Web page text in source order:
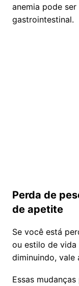
anemia pode
gastrointestinal.
Perda de
de apetite
Se você está
ou estilo de vida
diminuindo, vale
Essas